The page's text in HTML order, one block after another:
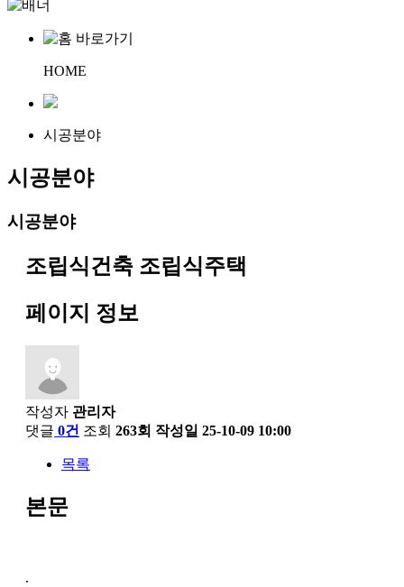
HOME
시공분야
시공분야
시공분야
조립식건축 조립식주택
페이지 정보
작성자 관리자
댓글 0건 조회 263회 작성일 25-10-09 10:00
목록
본문
.